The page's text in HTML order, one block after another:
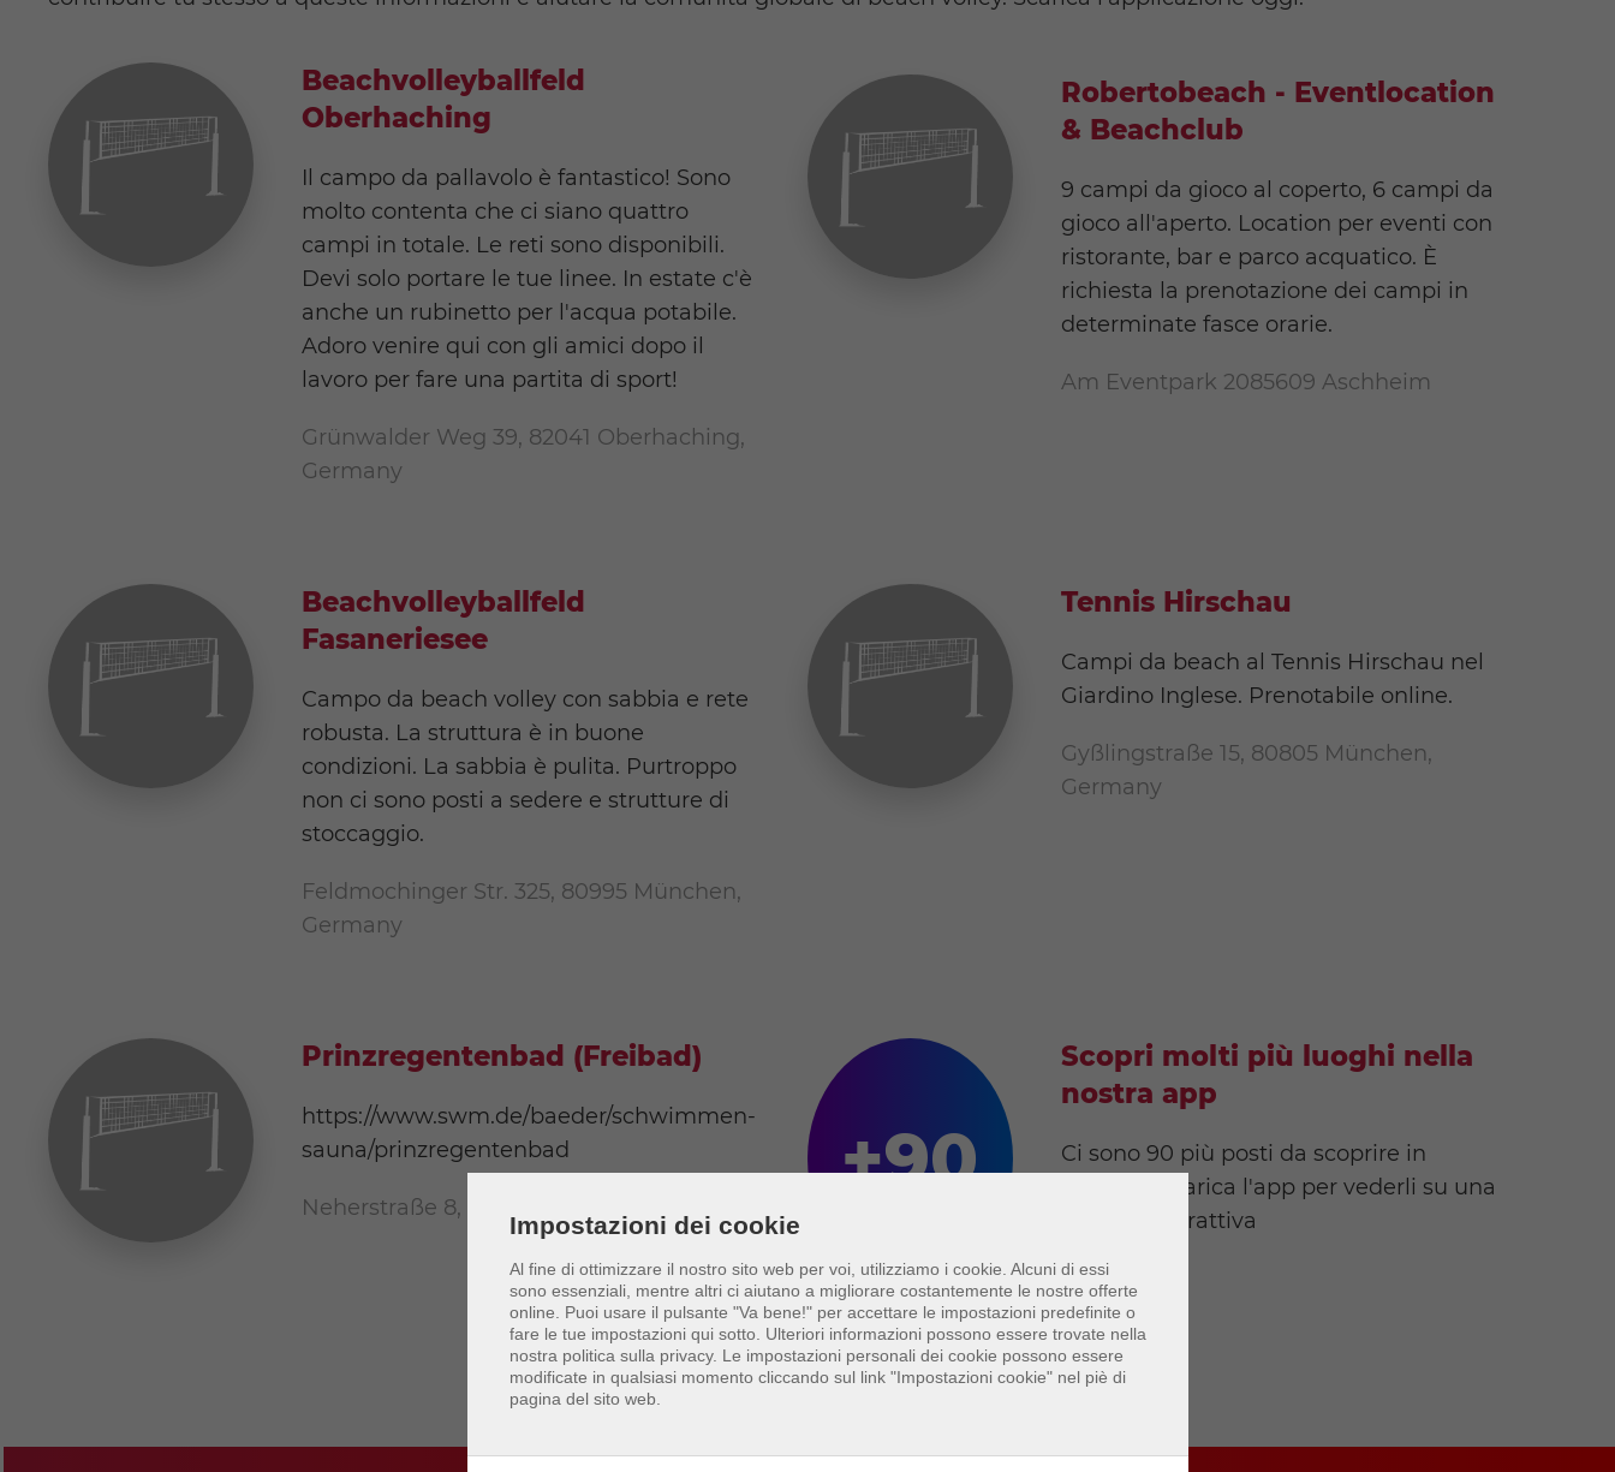
Impostazioni dei cookie
Al fine di ottimizzare il nostro sito web per voi, utilizziamo i cookie. Alcuni di essi
sono essenziali, mentre altri ci aiutano a migliorare costantemente le nostre offerte
online.
Puoi usare il pulsante "Va bene!" per accettare le impostazioni predefinite o
fare le tue impostazioni qui sotto. Ulteriori informazioni possono essere trovate nella
nostra politica sulla privacy. Le impostazioni personali dei cookie possono essere
modificate in qualsiasi momento cliccando sul link "Impostazioni cookie" nel piè di
pagina del sito web.
Beachvolleyballfeld
Oberhaching
Il campo da pallavolo è fantastico! Sono
molto contenta che ci siano quattro
campi in totale. Le reti sono disponibili.
Devi solo portare le tue linee. In estate c'è
anche un rubinetto per l'acqua potabile.
Adoro venire qui con gli amici dopo il
lavoro per fare una partita di sport!
Grünwalder Weg 39, 82041 Oberhaching,
Germany
Robertobeach - Eventlocation
& Beachclub
9 campi da gioco al coperto, 6 campi da
gioco all'aperto. Location per eventi con
ristorante, bar e parco acquatico. È
richiesta la prenotazione dei campi in
determinate fasce orarie.
Am Eventpark 2085609 Aschheim
Beachvolleyballfeld
Fasaneriesee
Campo da beach volley con sabbia e rete
robusta. La struttura è in buone
condizioni. La sabbia è pulita. Purtroppo
non ci sono posti a sedere e strutture di
stoccaggio.
Feldmochinger Str. 325, 80995 München,
Germany
Tennis Hirschau
Campi da beach al Tennis Hirschau nel
Giardino Inglese. Prenotabile online.
Gyßlingstraße 15, 80805 München,
Germany
Prinzregentenbad (Freibad)
https://www.swm.de/baeder/schwimmen-
sauna/prinzregentenbad
Neherstraße 8, 81675 München, Germany
+90
Scopri molti più luoghi nella
nostra app
Ci sono 90 più posti da scoprire in
Monaco. Scarica l'app per vederli su una
mappa interattiva